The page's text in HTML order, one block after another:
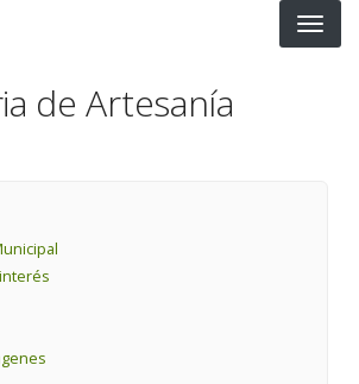
principal
de Artesanía